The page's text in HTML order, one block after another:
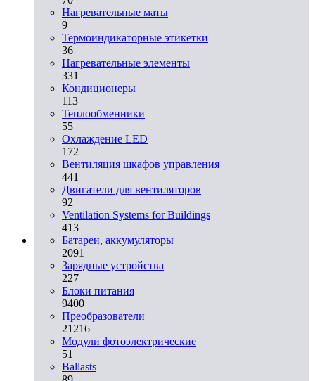
Нагревательные маты
9
Термоиндикаторные этикетки
36
Нагревательные элементы
331
Кондиционеры
113
Теплообменники
55
Охлаждение LED
172
Вентиляция шкафов управления
441
Двигатели для вентиляторов
92
Ventilation Systems for Buildings
413
Батареи, аккумуляторы
2091
Зарядные устройства
227
Блоки питания
9400
Преобразователи
21216
Модули фотоэлектрические
51
Ballasts